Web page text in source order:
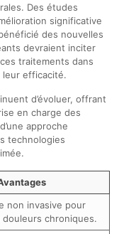
Des études
significative
des nouvelles
devraient inciter
traitements dans
leur efficacité.
d’évoluer, offrant
en charge des
approche
technologies
non invasive pour
douleurs chroniques.